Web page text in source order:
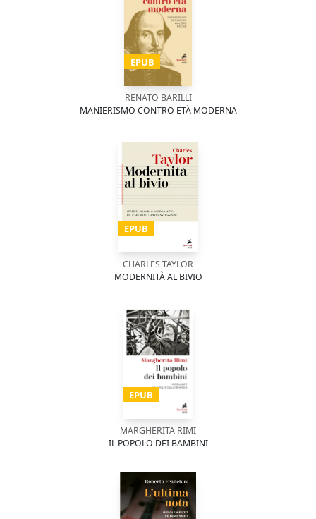
EPUB
RENATO BARILLI
MANIERISMO CONTRO ETÀ MODERNA
EPUB
CHARLES TAYLOR
MODERNITÀ AL BIVIO
EPUB
MARGHERITA RIMI
IL POPOLO DEI BAMBINI